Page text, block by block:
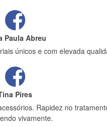
Paula Abreu
únicos e com elevada
Pires
Rapidez no
vivamente.